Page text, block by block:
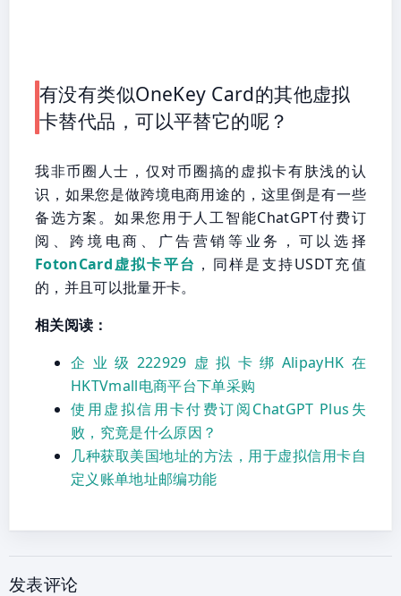
有没有类似OneKey Card的其他虚拟
卡替代品，可以平替它的呢？
我非币圈人士，仅对币圈搞的虚拟卡有肤浅的认
识，如果您是做跨境电商用途的，这里倒是有一些
备选方案。如果您用于人工智能ChatGPT付费订
阅、跨境电商、广告营销等业务，可以选择
FotonCard虚拟卡平台 ，同样是支持USDT充值
的，并且可以批量开卡。
相关阅读：
企业级222929虚拟卡绑AlipayHK在
HKTVmall电商平台下单采购
使用虚拟信用卡付费订阅ChatGPT Plus失
败，究竟是什么原因？
几种获取美国地址的方法，用于虚拟信用卡自
定义账单地址邮编功能
发表评论